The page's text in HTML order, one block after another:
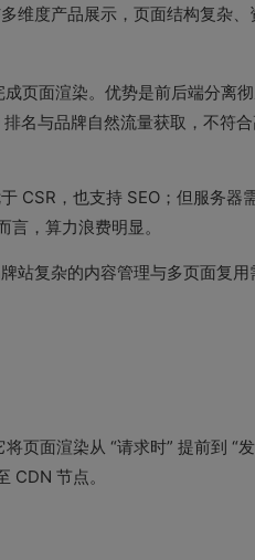
维度产品展示，页面结构复杂、
页面渲染。优势是前后端分离
名与品牌自然流量获取，不符
CSR，也支持 SEO；但服务器
，算力浪费明显。
站复杂的内容管理与多页面复用
页面渲染从 “请求时” 提前到 “
CDN 节点。